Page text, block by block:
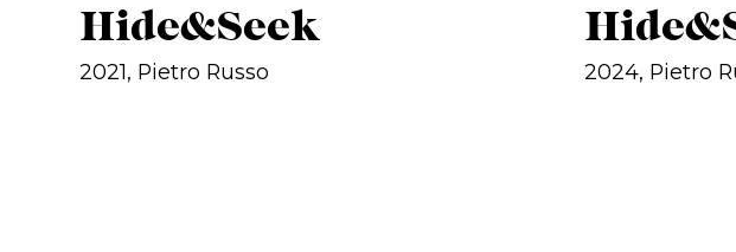
Hide&Seek
2021, Pietro Russo 2024, Pietro